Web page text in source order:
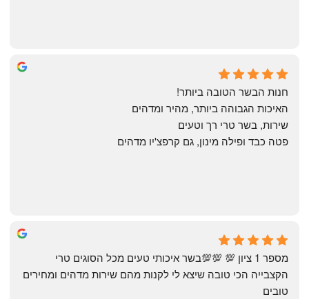
Annael Annael
9 months ago
The Artechology
a year ago
חנות הבשר הטובה ביותר!
האיכות הגבוהה ביותר, מהיר ומדהים
שירות, בשר טרי רך וטעים
פטה כבד ופילה מינון, גם קרפצ'יו מדהים
טובים